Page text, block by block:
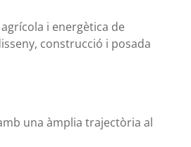
i energètica de
construcció i posada
una àmplia trajectòria al